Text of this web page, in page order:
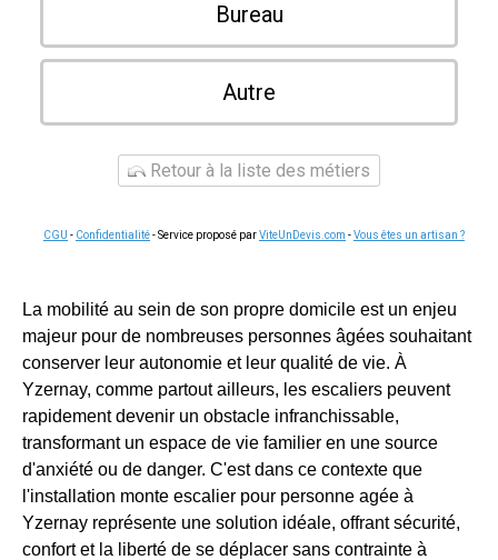
Bureau
Autre
Retour à la liste des métiers
CGU - Confidentialité- Service proposé parViteUnDevis.com -Vous êtes un artisan ?
La mobilité au sein de son propre domicile est un enjeu
majeur pour de nombreuses personnes âgées souhaitant
conserver leur autonomie et leur qualité de vie. À
Yzernay, comme partout ailleurs, les escaliers peuvent
rapidement devenir un obstacle infranchissable,
transformant un espace de vie familier en une source
d'anxiété ou de danger. C'est dans ce contexte que
l'installation monte escalier pour personne agée à
Yzernay représente une solution idéale, offrant sécurité,
confort et la liberté de se déplacer sans contrainte à